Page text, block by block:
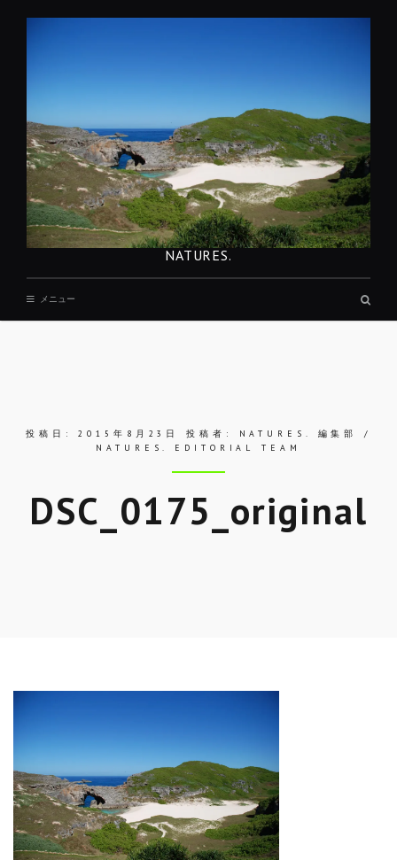
NATURES.
メニュー
ボ
投稿日:2015年8月23日 投稿者:
NATURES. 編集部 /
NATURES. EDITORIAL TEAM
DSC_0175_original